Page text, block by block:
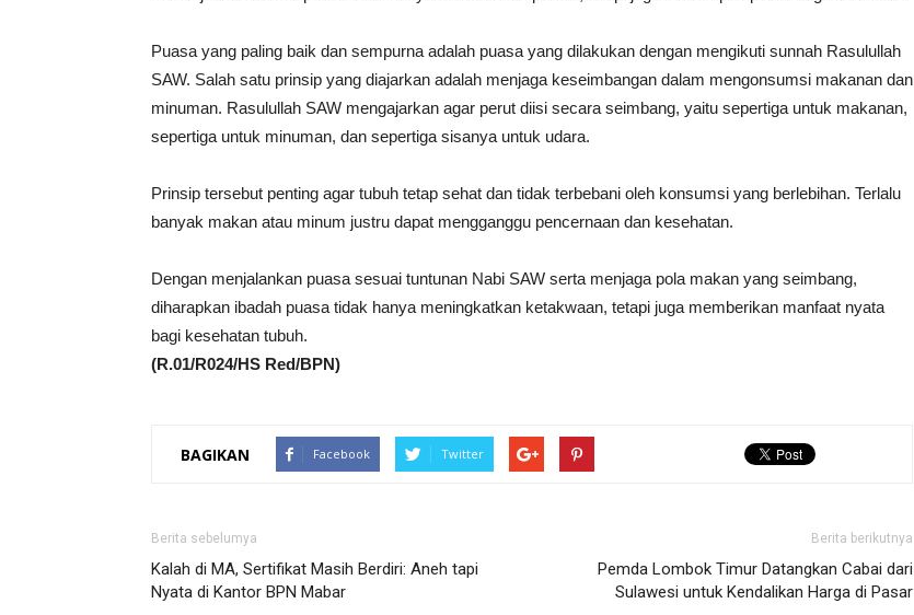
Puasa yang paling baik dan sempurna adalah puasa yang dilakukan dengan mengikuti sunnah Rasulullah
SAW. Salah satu prinsip yang diajarkan adalah menjaga keseimbangan dalam mengonsumsi makanan dan
minuman. Rasulullah SAW mengajarkan agar perut diisi secara seimbang, yaitu sepertiga untuk makanan,
sepertiga untuk minuman, dan sepertiga sisanya untuk udara.
Prinsip tersebut penting agar tubuh tetap sehat dan tidak terbebani oleh konsumsi yang berlebihan. Terlalu
banyak makan atau minum justru dapat mengganggu pencernaan dan kesehatan.
Dengan menjalankan puasa sesuai tuntunan Nabi SAW serta menjaga pola makan yang seimbang,
diharapkan ibadah puasa tidak hanya meningkatkan ketakwaan, tetapi juga memberikan manfaat nyata
bagi kesehatan tubuh.
(R.01/R024/HS Red/BPN)
BAGIKAN Facebook Twitter
Berita sebelumya
Kalah di MA, Sertifikat Masih Berdiri: Aneh tapi
Nyata di Kantor BPN Mabar
Berita berikutnya
Pemda Lombok Timur Datangkan Cabai dari
Sulawesi untuk Kendalikan Harga di Pasar